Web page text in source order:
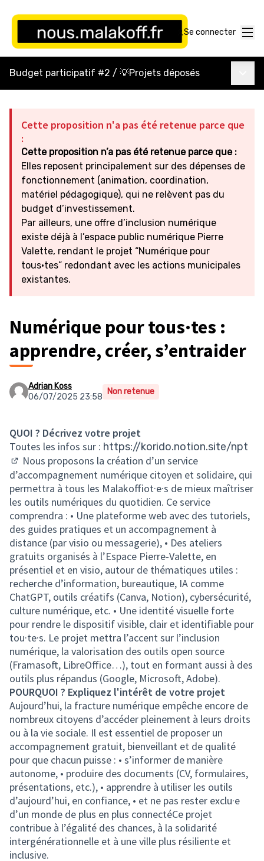
Se connecter
Budget participatif #2 / 💡Projets déposés
Cette proposition n'a pas été retenue parce que
:
Cette proposition n’a pas été retenue parce que :
Elles reposent principalement sur des dépenses de
fonctionnement (animation, coordination,
matériel pédagogique), qui ne relèvent pas du
budget d’investissement.
Par ailleurs, une offre d’inclusion numérique
existe déjà à l’espace public numérique Pierre
Valette, rendant le projet “Numérique pour
tous·tes” redondant avec les actions municipales
existantes.
Numérique pour tous·tes :
apprendre, créer, s’entraider
Adrian Koss
06/07/2025 23:58
Non retenue
QUOI ? Décrivez votre projet
Toutes les infos sur : https://korido.notion.site/npt
(Lien externe)
Nous proposons la création d’un service
d’accompagnement numérique citoyen et solidaire, qui
permettra à tous les Malakoffiot·e·s de mieux maîtriser
les outils numériques du quotidien. Ce service
comprendra : • Une plateforme web avec des tutoriels,
des guides pratiques et un accompagnement à
distance (par visio ou messagerie), • Des ateliers
gratuits organisés à l’Espace Pierre-Valette, en
présentiel et en visio, autour de thématiques utiles :
recherche d’information, bureautique, IA comme
ChatGPT, outils créatifs (Canva, Notion), cybersécurité,
culture numérique, etc. • Une identité visuelle forte
pour rendre le dispositif visible, clair et identifiable pour
tou·te·s. Le projet mettra l’accent sur l’inclusion
numérique, la valorisation des outils open source
(Framasoft, LibreOffice…), tout en formant aussi à des
outils plus répandus (Google, Microsoft, Adobe).
POURQUOI ? Expliquez l'intérêt de votre projet
Aujourd’hui, la fracture numérique empêche encore de
nombreux citoyens d’accéder pleinement à leurs droits
ou à la vie sociale. Il est essentiel de proposer un
accompagnement gratuit, bienveillant et de qualité
pour que chacun puisse : • s’informer de manière
autonome, • produire des documents (CV, formulaires,
présentations, etc.), • apprendre à utiliser les outils
d’aujourd’hui, en confiance, • et ne pas rester exclu·e
d’un monde de plus en plus connectéCe projet
contribue à l’égalité des chances, à la solidarité
intergénérationnelle et à une ville plus résiliente et
inclusive.